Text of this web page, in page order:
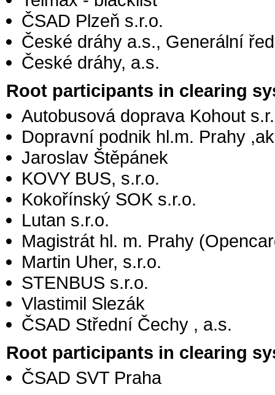
ČSAD Plzeň s.r.o.
České dráhy a.s., Generální
České dráhy, a.s.
Root participants in clearing
Autobusová doprava Kohout
Dopravní podnik hl.m. Prahy
Jaroslav Štěpánek
KOVY BUS, s.r.o.
Kokořínský SOK s.r.o.
Lutan s.r.o.
Magistrát hl. m. Prahy
Martin Uher, s.r.o.
STENBUS s.r.o.
Vlastimil Slezák
ČSAD Střední Čechy , a.s.
Root participants in clearing
ČSAD SVT Praha